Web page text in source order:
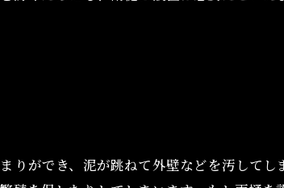
りができ、泥が跳ねて外壁などを汚してし